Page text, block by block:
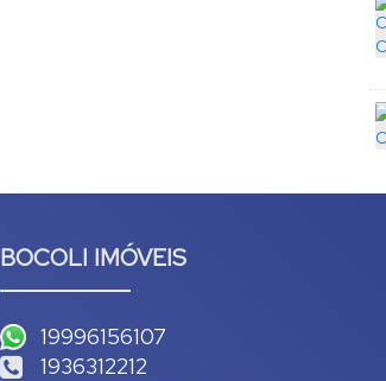
BOCOLI IMÓVEIS
19996156107
1936312212